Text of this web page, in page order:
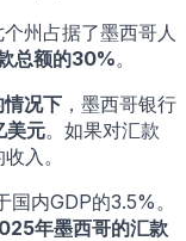
州占据了墨西哥人
总额的30%。
况下 ，墨西哥银行
美元。如果对汇款
入。
内GDP的3.5%。
年墨西哥的汇款